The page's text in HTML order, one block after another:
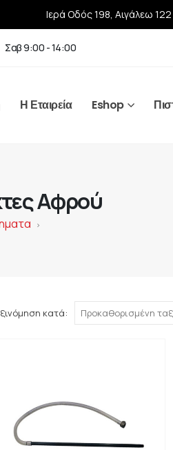
Ιερά Οδός 198, Αιγάλεω
Σαβ 9:00 - 14:00
Η Εταιρεία Eshop
Αφρού
>
κατά: